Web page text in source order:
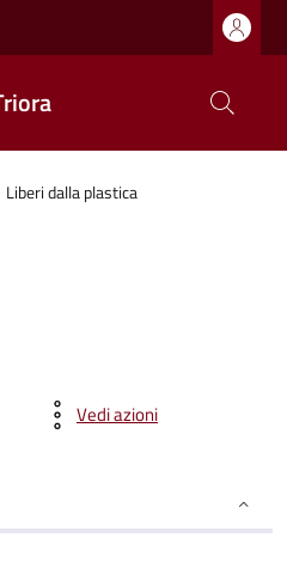
Liberi dalla plastica
Vedi azioni